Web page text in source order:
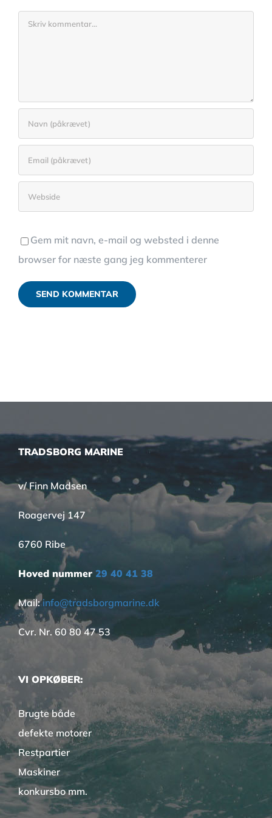
Comment
Gem mit navn, e-mail og websted i denne
browser for næste gang jeg kommenterer
TRADSBORG MARINE
v/ Finn Madsen
Roagervej 147
6760 Ribe
Hoved nummer 29 40 41 38
Mail:info@tradsborgmarine.dk
Cvr. Nr. 60 80 47 53
VI OPKØBER:
Brugte både
defekte motorer
Restpartier
Maskiner
konkursbo mm.